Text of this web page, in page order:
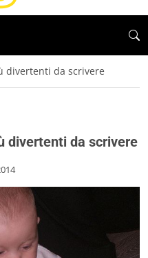
divertenti da scrivere
divertenti da scrivere